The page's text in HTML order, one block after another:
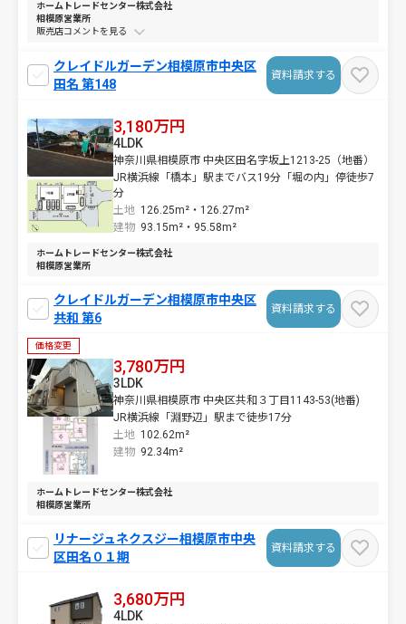
ホームトレードセンター株式会社
相模原営業所
販売店コメントを
クレイドルガーデン相模原市中央区
田名 第148
資料請求する
3,180万円
神奈川県相模原市 中央区田名字坂上1213-25（地番）
JR横浜線「橋本」駅までバス19分「堀の内」停徒歩7
分
土地 126.25m²・ 126.27m²
4LDK
建物 93.15m²・ 95.58m²
ホームトレードセンター株式会社
相模原営業所
クレイドルガーデン相模原市中央区
共和 第6
資料請求する
価格変更
3,780万円
神奈川県相模原市 中央区共和３丁目1143-53(地番)
JR横浜線「淵野辺」駅まで徒歩17分
土地 102.62m²
3LDK
建物 92.34m²
ホームトレードセンター株式会社
相模原営業所
リナージュネクスジー相模原市中央
区田名０１期
資料請求する
3,680万円
4LDK